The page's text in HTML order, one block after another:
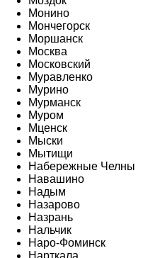
Монино
Мончегорск
Моршанск
Москва
Московский
Муравленко
Мурино
Мурманск
Муром
Мценск
Мыски
Мытищи
Набережные Челны
Навашино
Надым
Назарово
Назрань
Нальчик
Наро-Фоминск
Нарткала